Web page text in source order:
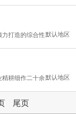
工艺品，每一件都承载
些特色产品
经验丰富的服务团队，
保养和紧急故障处
是在电脑端还是移动
速下单购买心仪的产
微信支付、支付宝等主
念，不断完善服务内
默认地区
打造的综合性
湘好品，助力乡村振
质果蔬、地理标志产
南丰富的农业资源与深
路供应链支持，为消费
默认地区
耕细作二十余
构。自成立以来，始终
致力于为农业生产全流
尾页